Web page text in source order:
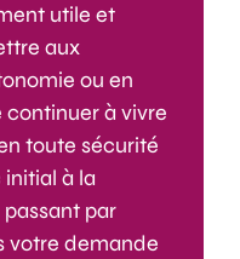
utile et
aux
ou en
à vivre
toute sécurité
à la
par
votre demande